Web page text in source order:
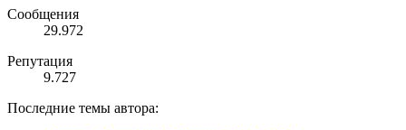
Сообщения
29.972
Репутация
9.727
Последние темы автора: